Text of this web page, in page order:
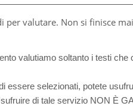
per valutare. Non si finisce
valutiamo soltanto i testi
selezionati, potete
di tale servizio NON È